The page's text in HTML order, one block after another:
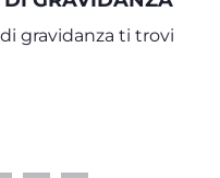
gravidanza ti trovi